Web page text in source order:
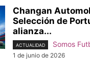
Changan
Selección de
alianza...
ACTUALIDAD Somos
1 de junio de 2026